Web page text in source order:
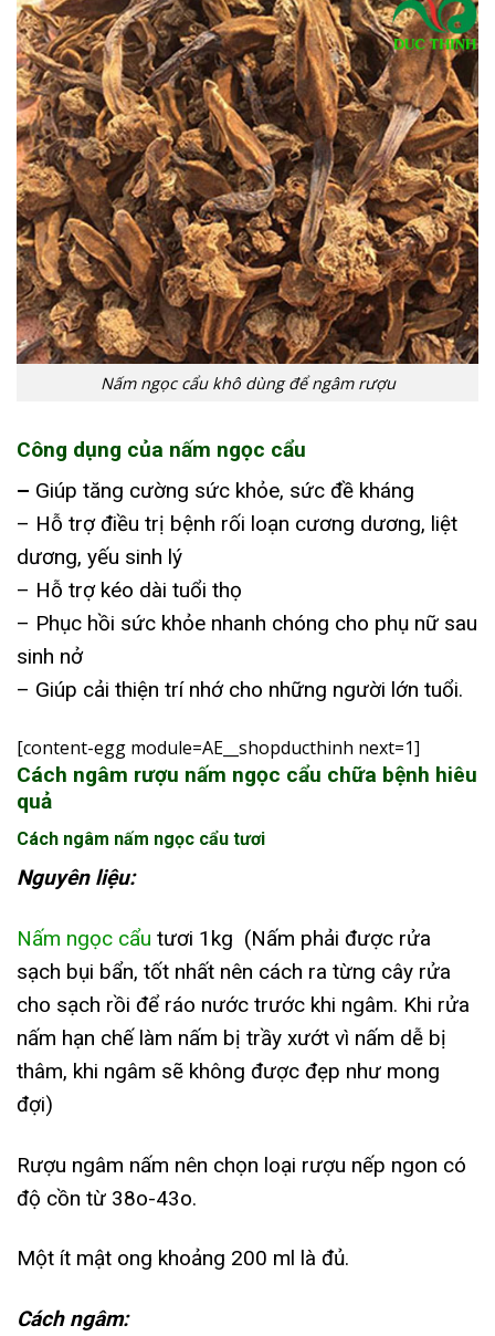
Nấm ngọc cẩu khô dùng để ngâm rượu
Công dụng của nấm ngọc cẩu
– Giúp tăng cường sức khỏe, sức đề kháng
– Hỗ trợ điều trị bệnh rối loạn cương dương, liệt
dương, yếu sinh lý
– Hỗ trợ kéo dài tuổi thọ
– Phục hồi sức khỏe nhanh chóng cho phụ nữ sau
sinh nở
– Giúp cải thiện trí nhớ cho những người lớn tuổi.
[content-egg module=AE__shopducthinh next=1]
Cách ngâm rượu nấm ngọc cẩu chữa bệnh hiêu
quả
Cách ngâm nấm ngọc cẩu tươi
Nguyên liệu:
Nấm ngọc cẩu tươi 1kg (Nấm phải được rửa
sạch bụi bẩn, tốt nhất nên cách ra từng cây rửa
cho sạch rồi để ráo nước trước khi ngâm. Khi rửa
nấm hạn chế làm nấm bị trầy xướt vì nấm dễ bị
thâm, khi ngâm sẽ không được đẹp như mong
đợi)
Rượu ngâm nấm nên chọn loại rượu nếp ngon có
độ cồn từ 38o-43o.
Một ít mật ong khoảng 200 ml là đủ.
Cách ngâm: